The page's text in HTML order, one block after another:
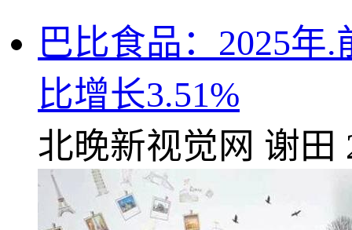
巴比食品：2025年
比增长3.51%
北晚新视觉网 谢田